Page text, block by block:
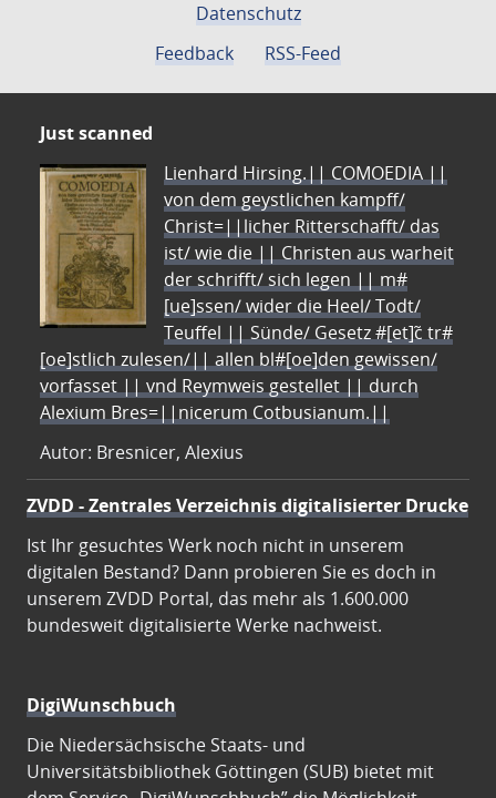
Datenschutz
Feedback
RSS-Feed
Just scanned
Lienhard Hirsing.|| COMOEDIA ||
von dem geystlichen kampff/
Christ=||licher Ritterschafft/ das
ist/ wie die || Christen aus warheit
der schrifft/ sich legen || m#
[ue]ssen/ wider die Heel/ Todt/
Teuffel || Sünde/ Gesetz #[et]c̃ tr#
[oe]stlich zulesen/|| allen bl#[oe]den gewissen/
vorfasset || vnd Reymweis gestellet || durch
Alexium Bres=||nicerum Cotbusianum.||
Autor: Bresnicer, Alexius
ZVDD - Zentrales Verzeichnis digitalisierter Drucke
Ist Ihr gesuchtes Werk noch nicht in unserem
digitalen Bestand? Dann probieren Sie es doch in
unserem ZVDD Portal, das mehr als 1.600.000
bundesweit digitalisierte Werke nachweist.
DigiWunschbuch
Die Niedersächsische Staats- und
Universitätsbibliothek Göttingen (SUB) bietet mit